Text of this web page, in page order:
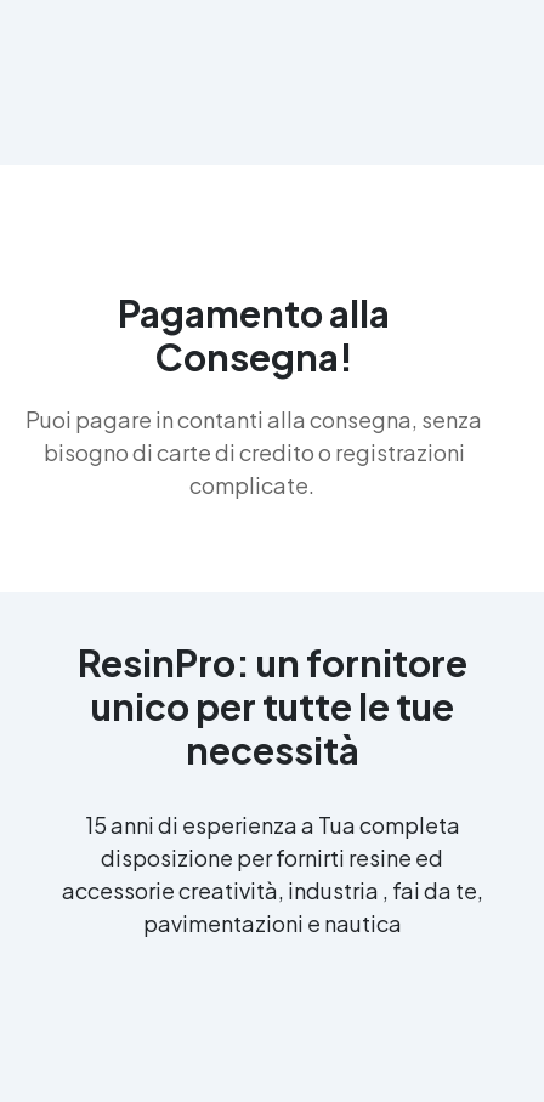
Pagamento alla
Consegna!
Puoi pagare in contanti alla consegna, senza
bisogno di carte di credito o registrazioni
complicate.
ResinPro: un fornitore
unico per tutte le tue
necessità
15 anni di esperienza a Tua completa
disposizione per fornirti resine ed
accessorie creatività, industria , fai da te,
pavimentazioni e nautica